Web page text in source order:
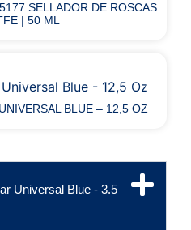
SELLADOR DE ROSCAS
| 50 ML
BLUE – 12,5 OZ
Universal Blue - 3.5